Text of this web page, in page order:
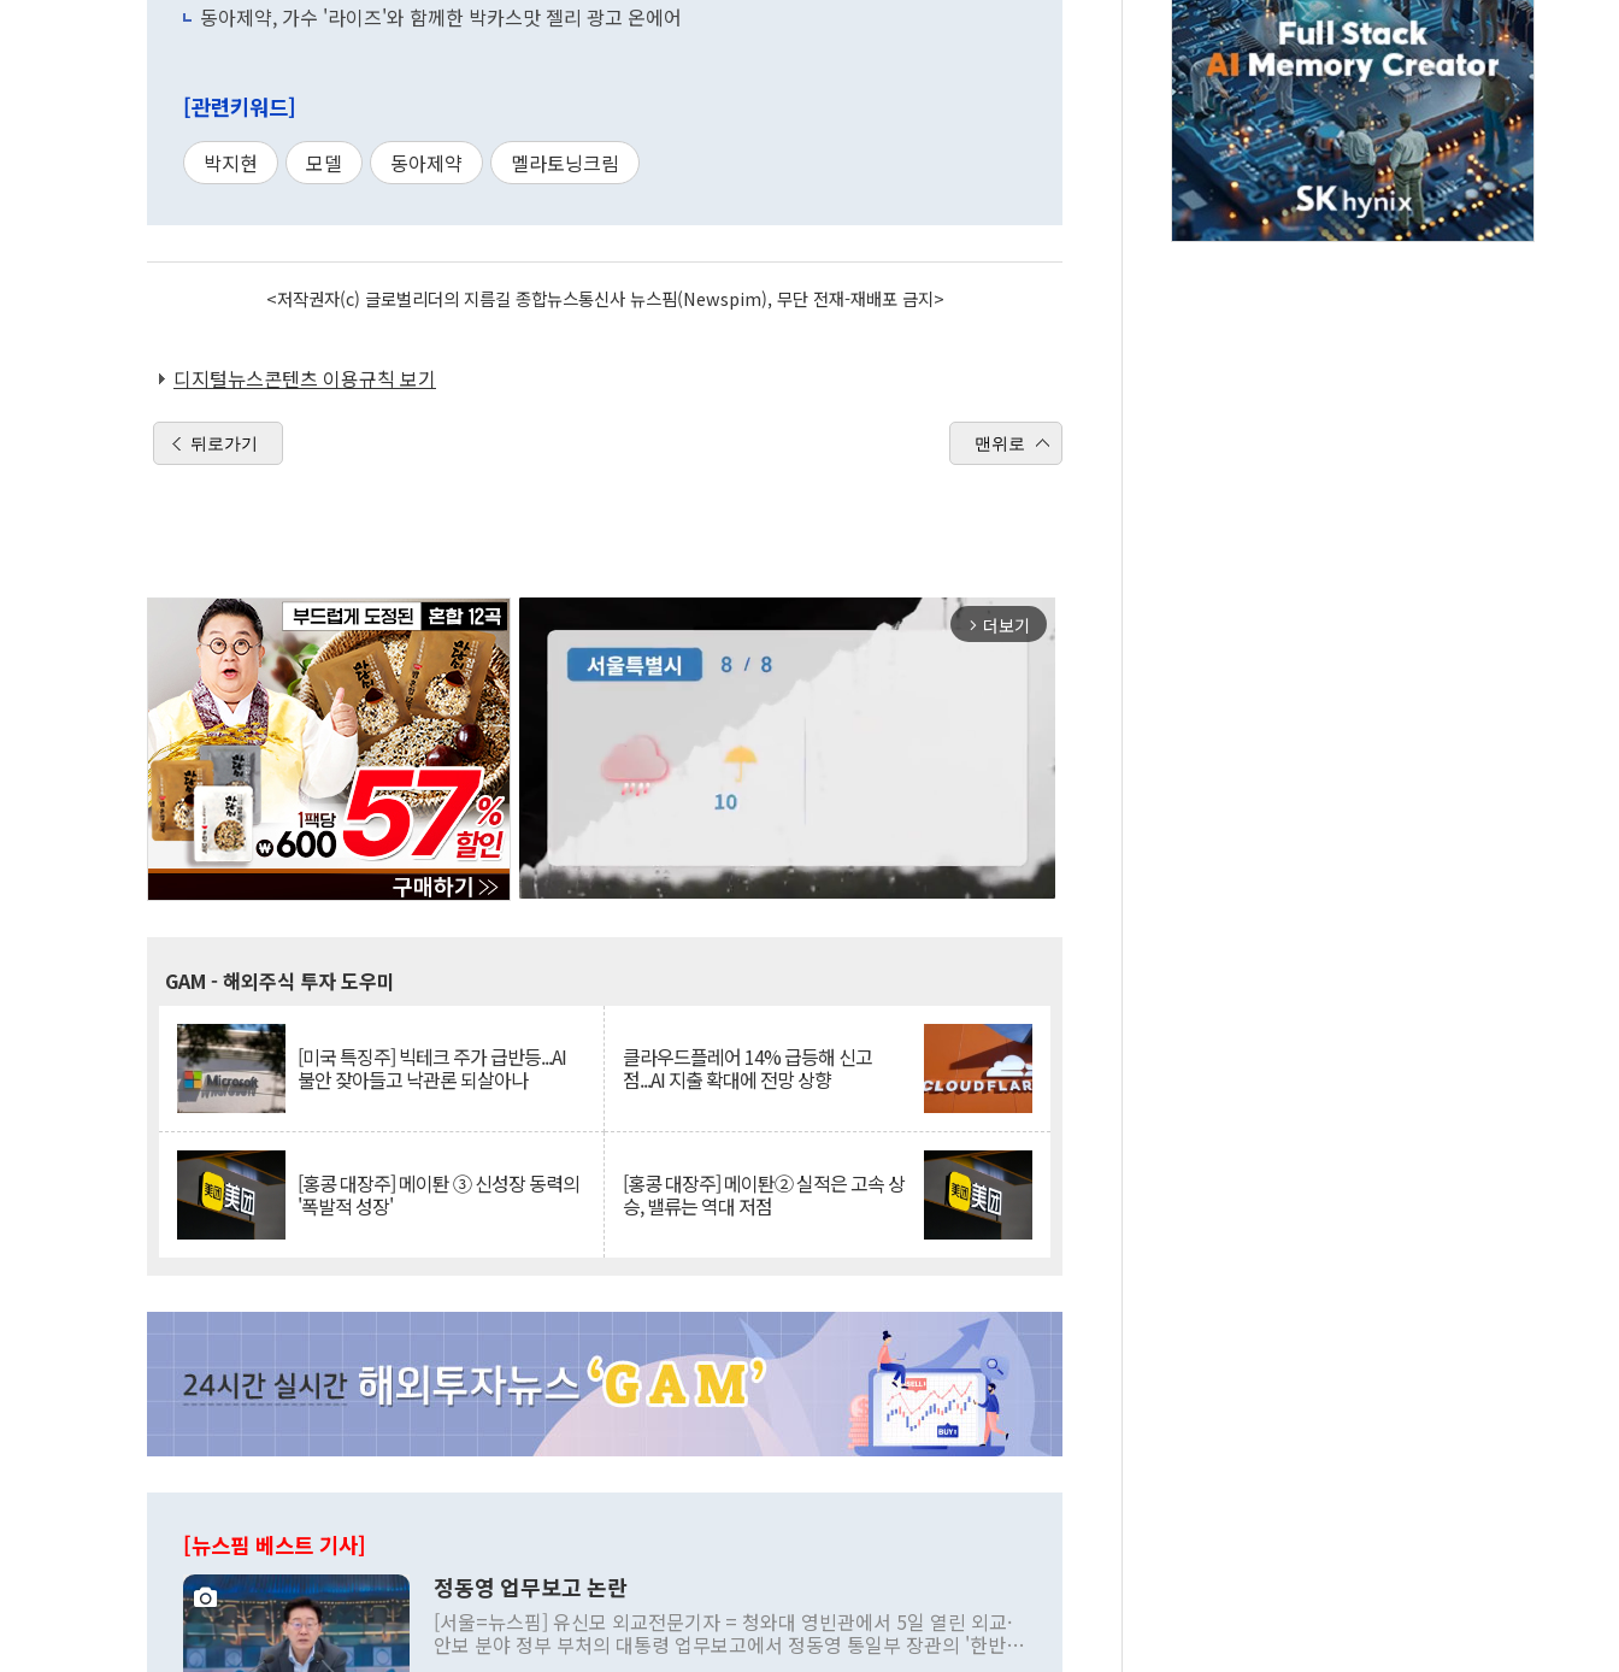
동아제약, 가수 '라이즈'와 함께한 박카스맛 젤리 광고 온에어
[관련키워드]
박지현 모델 동아제약 멜라토닝크림
<저작권자(c) 글로벌리더의 지름길 종합뉴스통신사 뉴스핌(Newspim), 무단 전재-재배포 금지>
디지털뉴스콘텐츠 이용규칙 보기
뒤로가기 맨위로
arrow_forward_ios 더보기
GAM - 해외주식 투자 도우미
[미국 특징주] 빅테크 주가 급반등...AI
불안 잦아들고 낙관론 되살아나
클라우드플레어 14% 급등해 신고
점...AI 지출 확대에 전망 상향
[홍콩 대장주] 메이퇀 ③ 신성장 동력의
'폭발적 성장'
[홍콩 대장주] 메이퇀② 실적은 고속 상
승, 밸류는 역대 저점
[뉴스핌 베스트 기사]
정동영 업무보고 논란
[서울=뉴스핌] 유신모 외교전문기자 = 청와대 영빈관에서 5일 열린 외교·
안보 분야 정부 부처의 대통령 업무보고에서 정동영 통일부 장관의 '한반도